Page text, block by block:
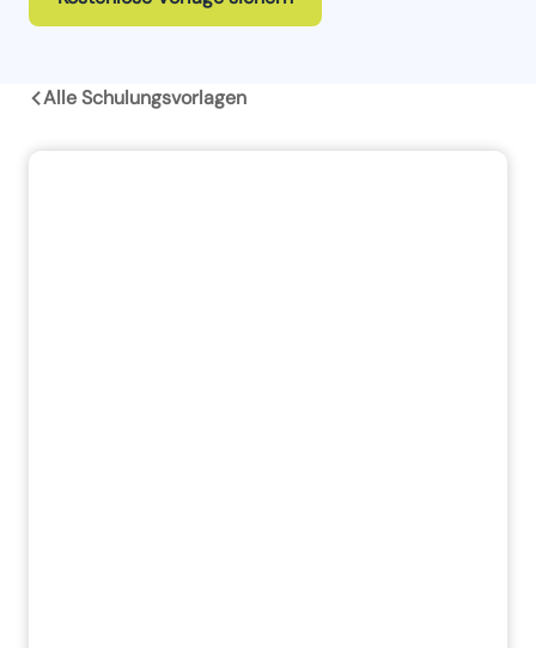
Alle Schulungsvorlagen